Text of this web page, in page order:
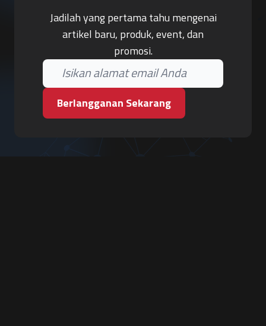
Jadilah yang pertama tahu mengenai
artikel baru, produk, event, dan
promosi.
Berlangganan Sekarang